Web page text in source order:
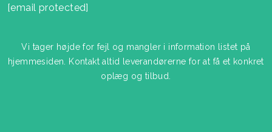
[email protected]
Vi tager højde for fejl og mangler i information listet på
hjemmesiden. Kontakt altid leverandørerne for at få et konkret
oplæg og tilbud.